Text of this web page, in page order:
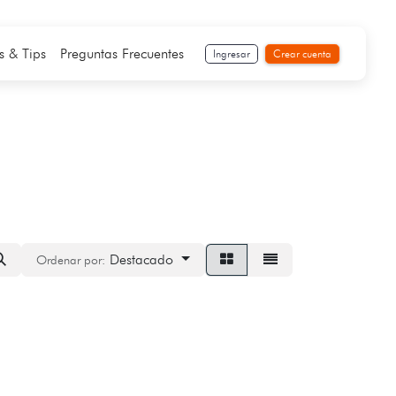
& Tips Preguntas Frecuentes Ingresar Crear cuenta
Ordenar por: Destacado